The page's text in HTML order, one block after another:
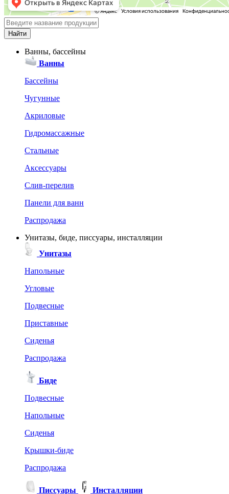
Ванны, бассейны
Ванны
Бассейны
Чугунные
Акриловые
Гидромассажные
Стальные
Аксессуары
Слив-перелив
Панели для ванн
Распродажа
Унитазы, биде, писсуары, инсталляции
Унитазы
Напольные
Угловые
Подвесные
Приставные
Сиденья
Распродажа
Биде
Подвесные
Напольные
Сиденья
Крышки-биде
Распродажа
Писсуары
Инсталляции